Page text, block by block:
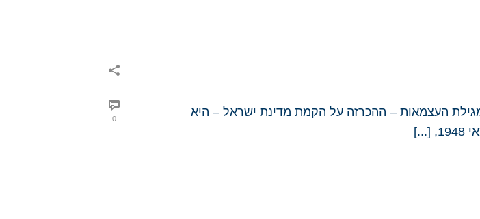
0
העצמאות – ההכרזה על הקמת מדינת ישראל – היא